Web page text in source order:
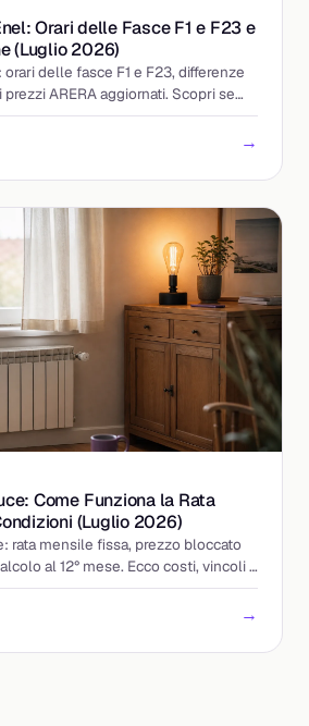
Orari delle Fasce F1 e F23 e
(Luglio 2026)
orari delle fasce F1 e F23, differenze
ARERA aggiornati. Scopri se
davvero.
→
Come Funziona la Rata
(Luglio 2026)
rata mensile fissa, prezzo bloccato
al 12° mese. Ecco costi, vincoli e
→